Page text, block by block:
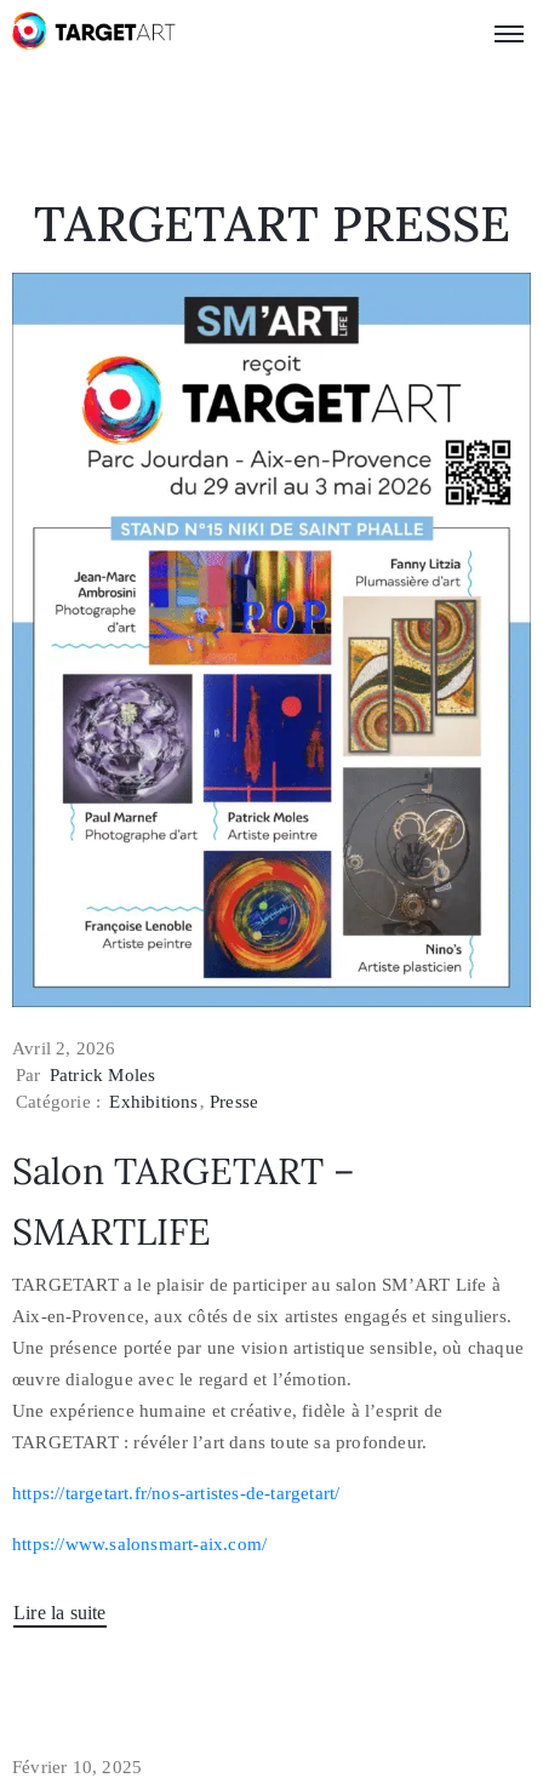
TARGETART PRESSE
Avril 2, 2026
Par Patrick Moles
Catégorie : Exhibitions‚Presse
Salon TARGETART –
SMARTLIFE
TARGETART a le plaisir de participer au salon SM’ART Life à
Aix-en-Provence, aux côtés de six artistes engagés et singuliers.
Une présence portée par une vision artistique sensible, où chaque
œuvre dialogue avec le regard et l’émotion.
Une expérience humaine et créative, fidèle à l’esprit de
TARGETART : révéler l’art dans toute sa profondeur.
https://targetart.fr/nos-artistes-de-targetart/
https://www.salonsmart-aix.com/
Lire la suite
Février 10, 2025